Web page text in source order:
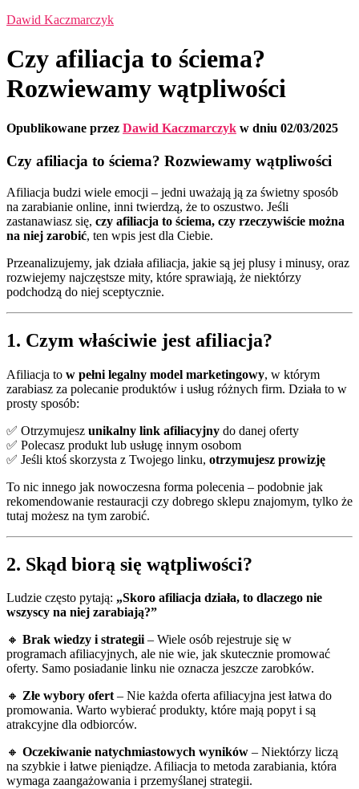
Dawid Kaczmarczyk
Czy afiliacja to ściema?
Rozwiewamy wątpliwości
Opublikowane przez Dawid Kaczmarczyk w dniu 02/03/2025
Czy afiliacja to ściema? Rozwiewamy wątpliwości
Afiliacja budzi wiele emocji – jedni uważają ją za świetny sposób
na zarabianie online, inni twierdzą, że to oszustwo. Jeśli
zastanawiasz się, czy afiliacja to ściema, czy rzeczywiście można
na niej zarobić, ten wpis jest dla Ciebie.
Przeanalizujemy, jak działa afiliacja, jakie są jej plusy i minusy, oraz
rozwiejemy najczęstsze mity, które sprawiają, że niektórzy
podchodzą do niej sceptycznie.
1. Czym właściwie jest afiliacja?
Afiliacja to w pełni legalny model marketingowy, w którym
zarabiasz za polecanie produktów i usług różnych firm. Działa to w
prosty sposób:
✅ Otrzymujesz unikalny link afiliacyjny do danej oferty
✅ Polecasz produkt lub usługę innym osobom
✅ Jeśli ktoś skorzysta z Twojego linku, otrzymujesz prowizję
To nic innego jak nowoczesna forma polecenia – podobnie jak
rekomendowanie restauracji czy dobrego sklepu znajomym, tylko że
tutaj możesz na tym zarobić.
2. Skąd biorą się wątpliwości?
Ludzie często pytają: „Skoro afiliacja działa, to dlaczego nie
wszyscy na niej zarabiają?”
🔸 Brak wiedzy i strategii– Wiele osób rejestruje się w
programach afiliacyjnych, ale nie wie, jak skutecznie promować
oferty. Samo posiadanie linku nie oznacza jeszcze zarobków.
🔸 Złe wybory ofert– Nie każda oferta afiliacyjna jest łatwa do
promowania. Warto wybierać produkty, które mają popyt i są
atrakcyjne dla odbiorców.
🔸 Oczekiwanie natychmiastowych wyników – Niektórzy liczą
na szybkie i łatwe pieniądze. Afiliacja to metoda zarabiania, która
wymaga zaangażowania i przemyślanej strategii.